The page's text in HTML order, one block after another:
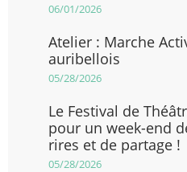
06/01/2026
Atelier : Marche
auribellois
05/28/2026
Le Festival de
pour un week-end
rires et de partage !
05/28/2026